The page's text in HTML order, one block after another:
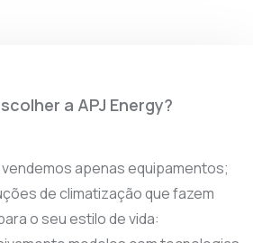
a APJ Energy?
vendemos apenas equipamentos;
de climatização que fazem
o seu estilo de vida: